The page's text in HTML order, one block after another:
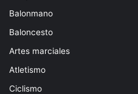
Balonmano
Baloncesto
Artes marciales
Atletismo
Ciclismo